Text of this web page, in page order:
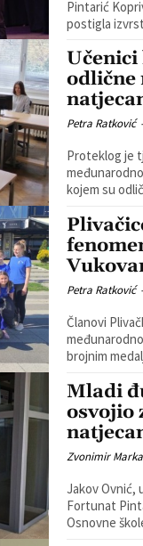
Pintarić
postigla
odlične
Petra Ratković
Proteklog je
kojem su
Petra Ratković
Članovi
Mladi
osvojio
Zvonimir
Jakov Ovnić,
Fortunat
Osnovne